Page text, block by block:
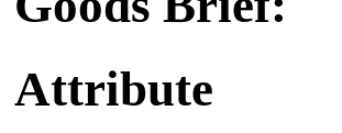
Attribute